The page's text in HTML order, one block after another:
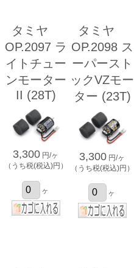
タミヤ
OP.2097 ラ
イトチュー
ンモーター
II (28T)
3,300 円/ヶ
（うち税(税込)円）
ヶ
タミヤ
OP.2098 ス
ーパースト
ックVZモー
ター (23T)
3,300 円/ヶ
（うち税(税込)円）
ヶ